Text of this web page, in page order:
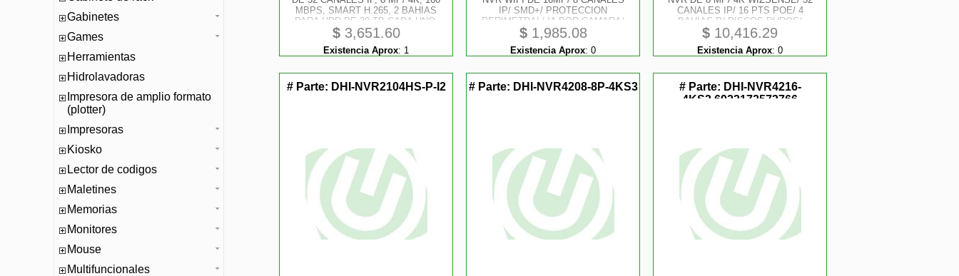
Gabinetes
Games
Herramientas
Hidrolavadoras
Impresora de amplio formato
(plotter)
Impresoras
Kiosko
Lector de codigos
Maletines
Memorias
Monitores
Mouse
Multifuncionales
MBPS, SMART H.265, 2 BAHIAS
PARA HDD DE 20 TB CADA UNO,
HDMI VGA, SOPORTA CAMARAS
WIZSENSE Y 2 CANALES SMD
PLUS
$3,651.60
Existencia Aprox: 1
IP/ SMD+/ PROTECCION
PERIMETRAL/ IA POR CAMARA/
H.265/ SALIDAS HDMI AND VGA/ 1
BAHIA HDD/ 1 E AND S DE AUDIO/
ONVIF
$1,985.08
Existencia Aprox: 0
CANALES IP/ 16 PTS POE/ 4
BAHIAS P/ DISCOS DUROS/
SMART H.265+/ 1 CANAL DE
RECONOCIMIENTO FACIAL/ SMD
PLUS/ RENDIMIENTO DE 256
$ 10,416.29
Existencia Aprox: 0
# Parte: DHI-NVR2104HS-P-I2 # Parte: DHI-NVR4208-8P-4KS3 # Parte: DHI-NVR4216-
4KS3,6923172573766